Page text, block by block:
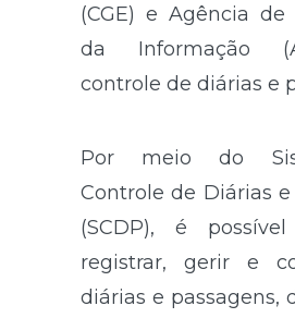
(CGE) e Agência de
da Informação
controle de diárias e
Por meio do
Controle de Diárias e
(SCDP), é
registrar, gerir e
diárias e passagens,